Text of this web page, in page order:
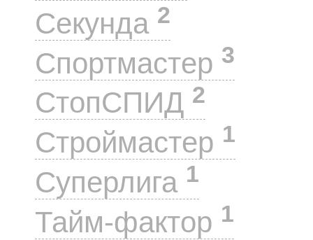
Секунда 2
Спортмастер 3
СтопСПИД 2
Строймастер 1
Суперлига 1
Тайм-фактор 1